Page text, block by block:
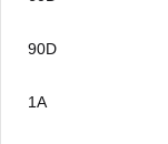
90D
1A